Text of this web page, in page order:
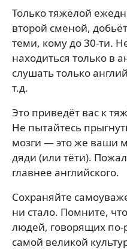
Только тяжёлой
второй сменой,
теми, кому до 30-ти.
находиться только в
слушать только
т.д.
Это приведёт вас к
Не пытайтесь
мозги — это же ваши
дяди (или тёти).
главнее английского.
Сохраняйте
ни стало. Помните,
людей, говорящих по-
самой великой